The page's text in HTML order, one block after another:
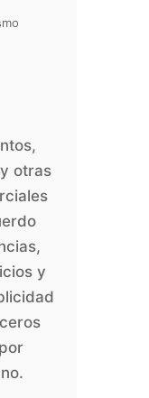
otras
y